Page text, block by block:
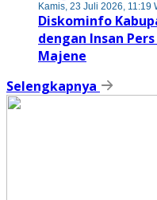
Kamis, 23 Juli 2026, 11:19
Diskominfo
dengan Insan Pers
Majene
Selengkapnya